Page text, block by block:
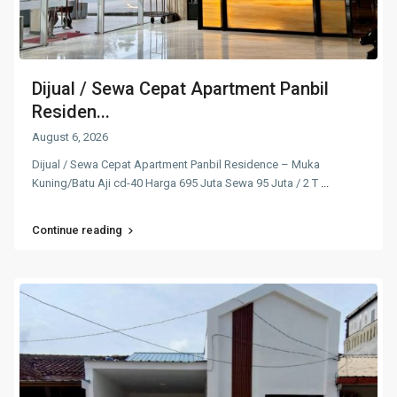
Dijual / Sewa Cepat Apartment Panbil
Residen...
August 6, 2026
Dijual / Sewa Cepat Apartment Panbil Residence – Muka
Kuning/Batu Aji cd-40 Harga 695 Juta Sewa 95 Juta / 2 T
Continue reading